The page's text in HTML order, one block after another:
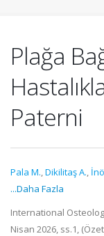
Plağa
Paterni
Pala M.,Dikilitaş A.,
...Daha Fazla
International
Nisan 2026, ss.1,